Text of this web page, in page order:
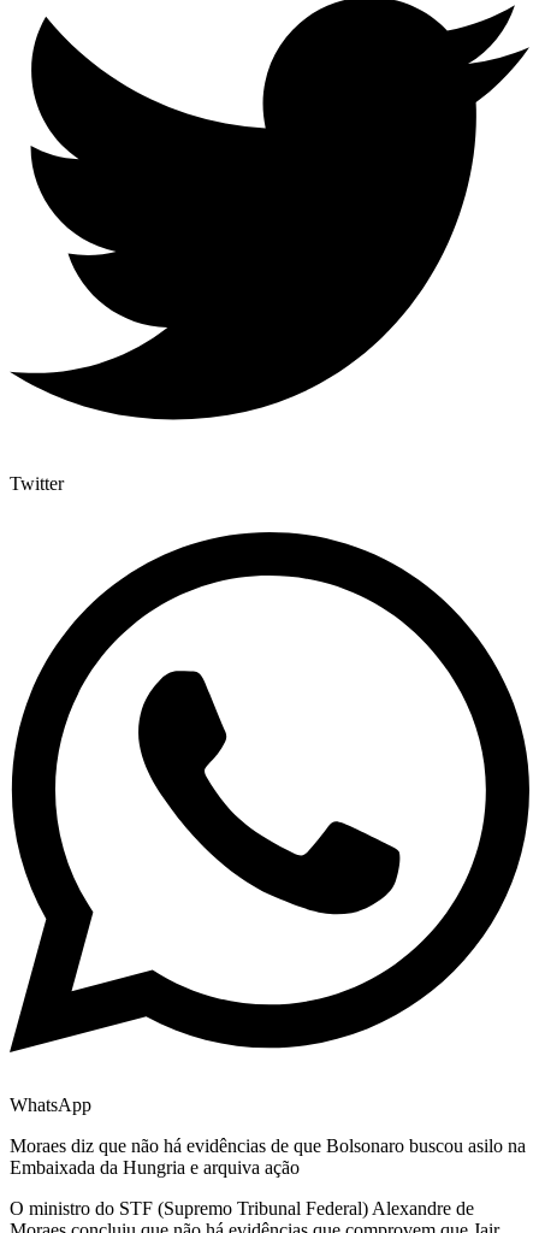
Twitter
WhatsApp
Moraes diz que não há evidências de que Bolsonaro buscou asilo na
Embaixada da Hungria e arquiva ação
O ministro do STF (Supremo Tribunal Federal) Alexandre de